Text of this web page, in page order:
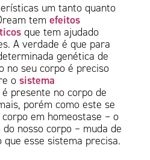
um tanto quanto
temefeitos
que tem ajudado
A verdade é que para
genética de
no seu corpo é preciso
osistema
é presente no corpo de
porém como este se
em homeostase – o
nosso corpo – muda de
que esse sistema precisa.